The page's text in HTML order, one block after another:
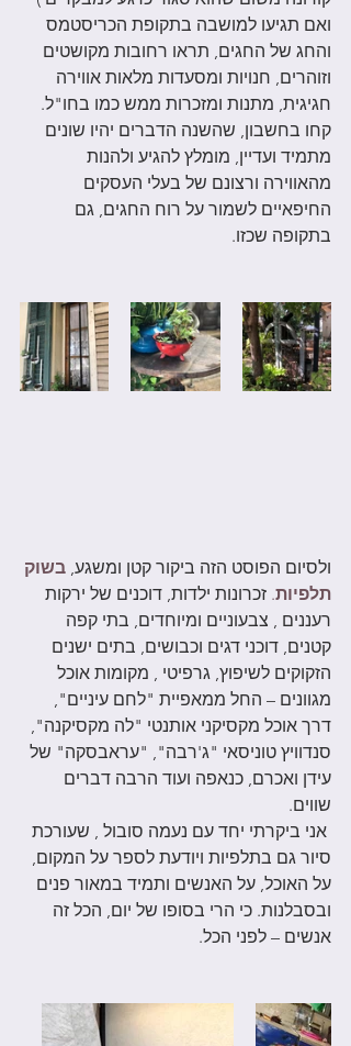
ואם תגיעו למושבה בתקופת הכריסטמס
והחג של החגים, תראו רחובות מקושטים
וזוהרים, חנויות ומסעדות מלאות אווירה
חגיגית, מתנות ומזכרות ממש כמו בחו"ל.
קחו בחשבון, שהשנה הדברים יהיו שונים
מתמיד ועדיין, מומלץ להגיע ולהנות
מהאווירה ורצונם של בעלי העסקים
החיפאיים לשמור על רוח החגים, גם
בתקופה שכזו.
ולסיום הפוסט הזה ביקור קטן ומשגע, בשוק
תלפיות. זכרונות ילדות, דוכנים של ירקות
רעננים , צבעוניים ומיוחדים, בתי קפה
קטנים, דוכני דגים וכבושים, בתים ישנים
הזקוקים לשיפוץ, גרפיטי , מקומות אוכל
מגוונים – החל ממאפיית "לחם עיניים",
דרך אוכל מקסיקני אותנטי "לה מקסיקנה",
סנדוויץ טוניסאי "ג'רבה", "עראבסקה" של
עידן ואכרם, כנאפה ועוד הרבה דברים
שווים.
אני ביקרתי יחד עם נעמה סובול , שעורכת
סיור גם בתלפיות ויודעת לספר על המקום,
על האוכל, על האנשים ותמיד במאור פנים
ובסבלנות. כי הרי בסופו של יום, הכל זה
אנשים – לפני הכל.